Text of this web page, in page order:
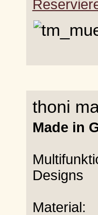
thoni
Made in
Designs
Material: